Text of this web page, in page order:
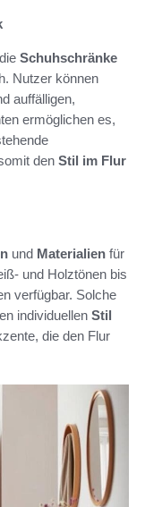
Schuhschränke
Nutzer können
auffälligen,
ermöglichen es,
den Stil im Flur
und Materialien für
und Holztönen bis
verfügbar. Solche
individuellen Stil
die den Flur